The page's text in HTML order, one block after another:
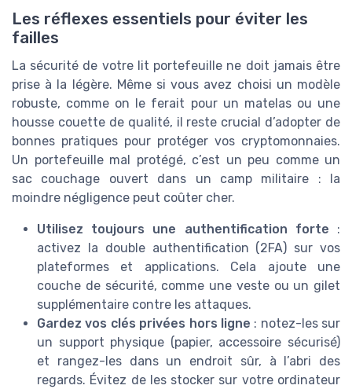
Les réflexes essentiels pour éviter les
failles
La sécurité de votre lit portefeuille ne doit jamais être
prise à la légère. Même si vous avez choisi un modèle
robuste, comme on le ferait pour un matelas ou une
housse couette de qualité, il reste crucial d’adopter de
bonnes pratiques pour protéger vos cryptomonnaies.
Un portefeuille mal protégé, c’est un peu comme un
sac couchage ouvert dans un camp militaire : la
moindre négligence peut coûter cher.
Utilisez toujours une authentification forte :
activez la double authentification (2FA) sur vos
plateformes et applications. Cela ajoute une
couche de sécurité, comme une veste ou un gilet
supplémentaire contre les attaques.
Gardez vos clés privées hors ligne : notez-les sur
un support physique (papier, accessoire sécurisé)
et rangez-les dans un endroit sûr, à l’abri des
regards. Évitez de les stocker sur votre ordinateur